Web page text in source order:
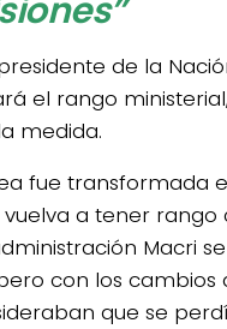
de la
el rango
medida.
fue transformada
a tener rango
Macri
con los cambios
que se